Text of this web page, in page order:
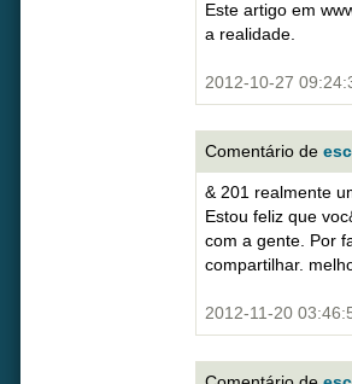
Este artigo em
a realidade.
2012-10-27
Comentário de
& 201 realmente
Estou feliz que
com a gente. Por
compartilhar.
2012-11-20